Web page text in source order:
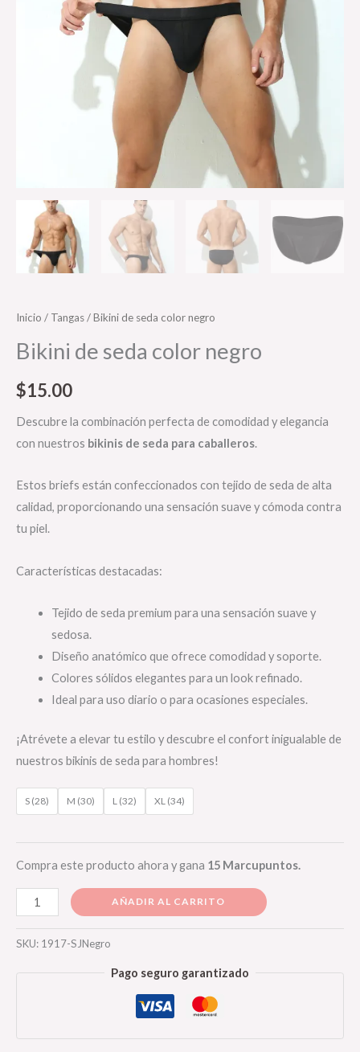
Inicio / Tangas/ Bikini de seda color negro
Bikini de seda color negro
$15.00
Descubre la combinación perfecta de comodidad y elegancia
con nuestros bikinis de seda para caballeros.
Estos briefs están confeccionados con tejido de seda de alta
calidad, proporcionando una sensación suave y cómoda contra
tu piel.
Características destacadas:
Tejido de seda premium para una sensación suave y
sedosa.
Diseño anatómico que ofrece comodidad y soporte.
Colores sólidos elegantes para un look refinado.
Ideal para uso diario o para ocasiones especiales.
¡Atrévete a elevar tu estilo y descubre el confort inigualable de
nuestros bikinis de seda para hombres!
S (28) M (30) L (32) XL (34)
Compra este producto ahora y gana 15 Marcupuntos.
Bikini
de
seda
AÑADIR AL CARRITO
SKU: 1917-SJNegro
Pago seguro garantizado